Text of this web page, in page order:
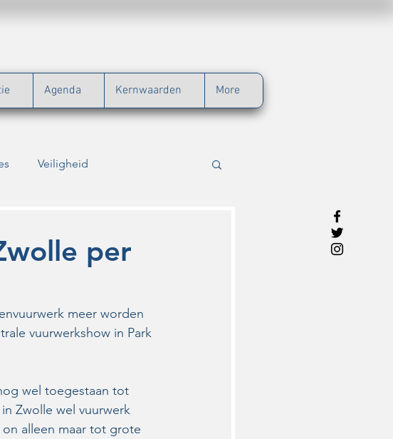
Agenda Kernwaarden More
Veiligheid
per
meer worden
vuurwerkshow in Park
wel toegestaan tot
Zwolle wel vuurwerk
alleen maar tot grote